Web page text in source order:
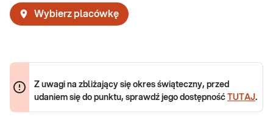
Wybierz placówkę
Z uwagi na zbliżający się okres świąteczny, przed
udaniem się do punktu, sprawdź jego dostępność
TUTAJ.